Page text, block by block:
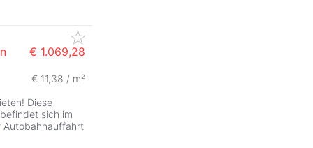
€ 1.069,28
€ 11,38 / m²
Diese
sich im
Autobahnauffahrt